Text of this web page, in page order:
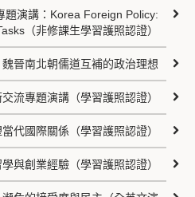
題演講：Korea Foreign Policy:
（非修課生學習護照認證）
晉南北朝儒道互補的政治理想
流專題演講（學習護照認證）
代國際關係（學習護照認證）
與創業經驗（學習護照認證）